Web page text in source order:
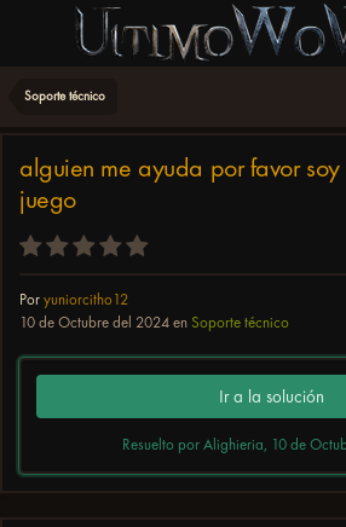
Soporte técnico
alguien me ayuda por favor soy
juego
Por yuniorcitho12
10 de Octubre del 2024 en Soporte técnico
Ir a la solución
Resuelto por Alighieria, 10 de